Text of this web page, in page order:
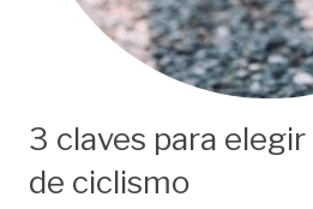
3 claves para
de ciclismo